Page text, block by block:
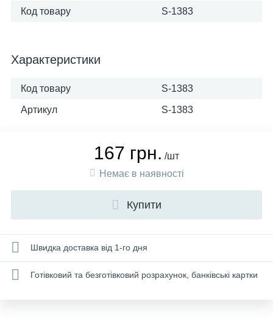
Код товару S-1383
Характеристики
Код товару S-1383
Артикул S-1383
167 грн. /шт
Немає в наявності
Купити
Швидка доставка від 1-го дня
Готівковий та безготівковий розрахунок, банківські картки